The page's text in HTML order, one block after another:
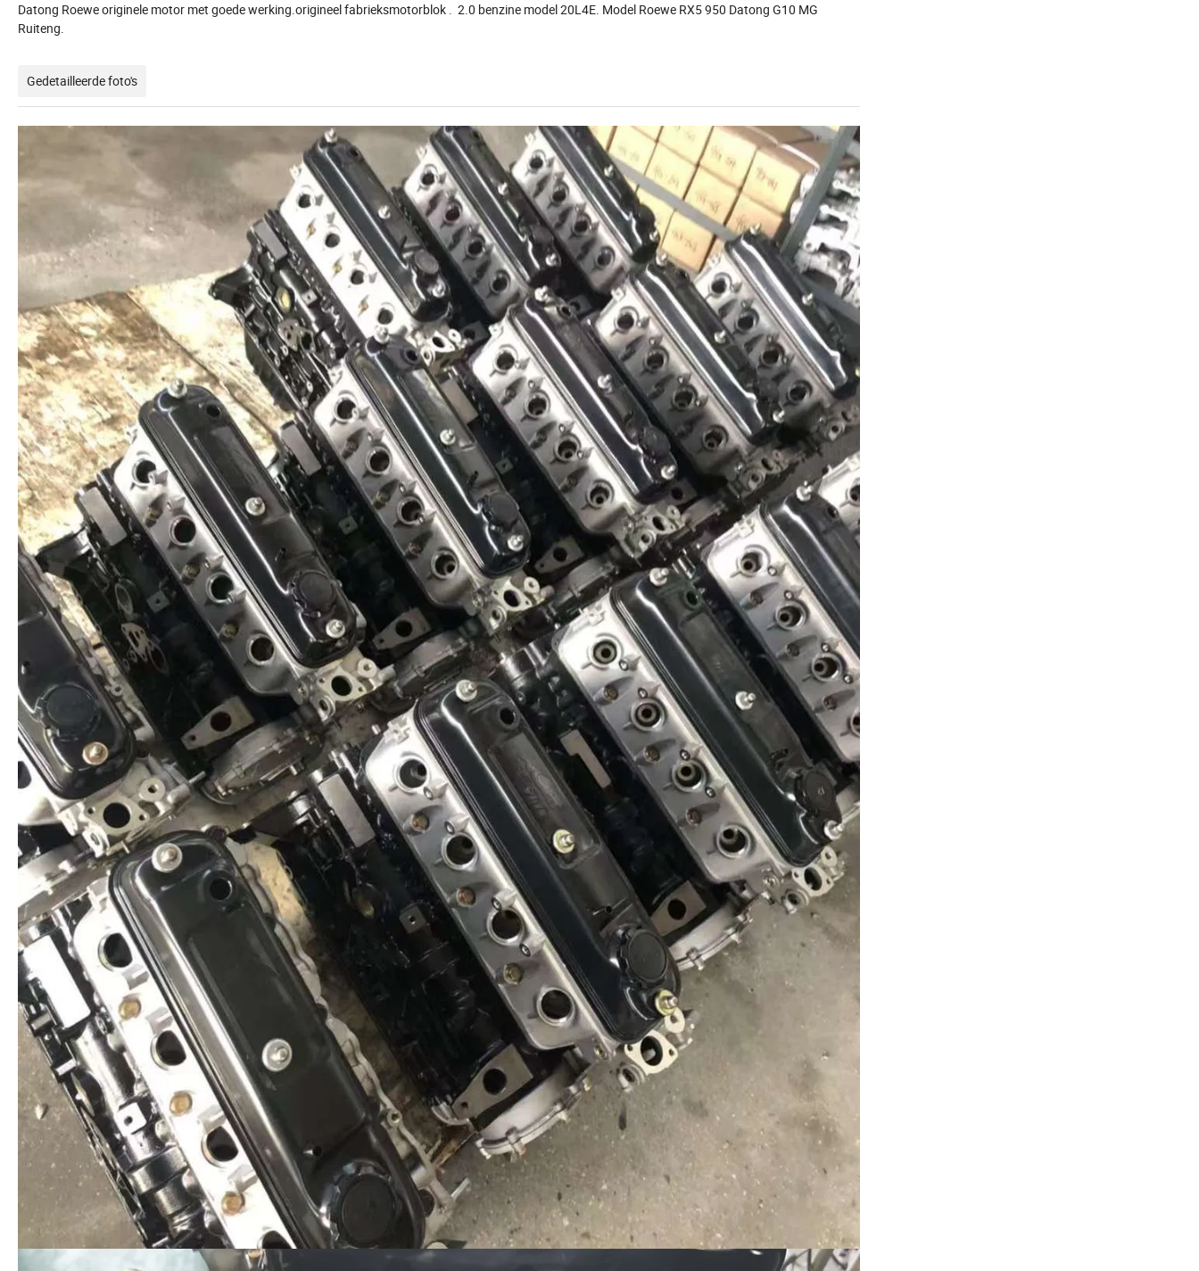
Datong Roewe originele motor met goede werking.origineel fabrieksmotorblok . 2.0 benzine model 20L4E. Model Roewe RX5 950 Datong G10 MG
Ruiteng.
Gedetailleerde foto's